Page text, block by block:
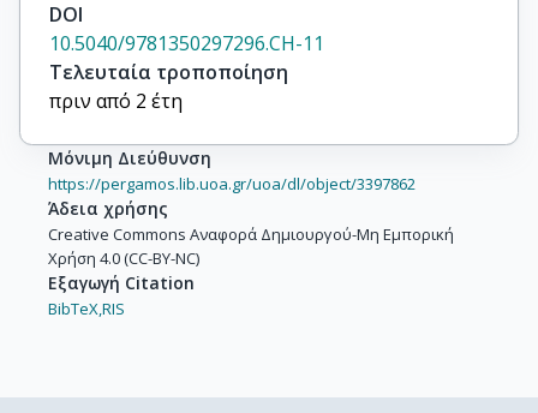
DOI
10.5040/9781350297296.CH-11
Τελευταία τροποποίηση
πριν από 2 έτη
Μόνιμη Διεύθυνση
https://pergamos.lib.uoa.gr/uoa/dl/object/3397862
Άδεια χρήσης
Creative Commons Αναφορά Δημιουργού-Μη Εμπορική
Χρήση 4.0 (CC-BY-NC)
Εξαγωγή Citation
BibTeX,RIS